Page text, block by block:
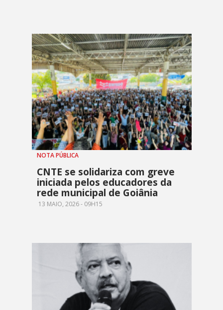
NOTA PÚBLICA
CNTE se solidariza com greve
iniciada pelos educadores da
rede municipal de Goiânia
13 MAIO, 2026 - 09H15